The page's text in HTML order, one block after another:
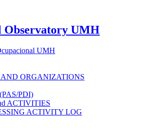
Observatory UMH
UMH
ORGANIZATIONS
PDI)
ACTIVITIES
ACTIVITY LOG